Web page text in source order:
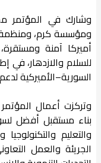
وشارك في المؤتمر
ومؤسسة كرم،
أميركا آمنة
للسلام والازدهار،
السورية–الأميركية
وتركزت أعمال
بناء مستقبل أفضل
والتعليم
الجريئة والعمل